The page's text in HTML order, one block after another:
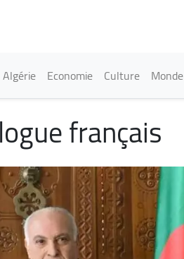
Algérie Economie Culture Monde
français